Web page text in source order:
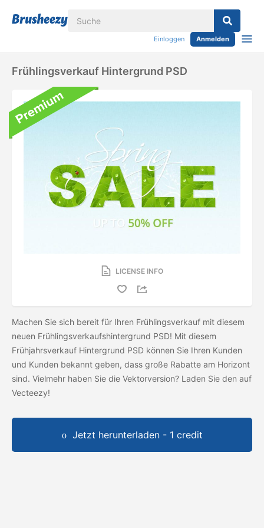
Einloggen Anmelden
Frühlingsverkauf Hintergrund PSD
LICENSE INFO
Machen Sie sich bereit für Ihren Frühlingsverkauf mit diesem
neuen Frühlingsverkaufshintergrund PSD! Mit diesem
Frühjahrsverkauf Hintergrund PSD können Sie Ihren Kunden
und Kunden bekannt geben, dass große Rabatte am Horizont
sind. Vielmehr haben Sie die Vektorversion? Laden Sie den auf
Vecteezy!
Jetzt herunterladen - 1 credit